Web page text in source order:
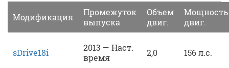
Модификация
Промежуток
выпуска
Объем
двиг.
Мощность
двиг.
sDrive18i
2013 — Наст.
время
2,0 156 л.с.